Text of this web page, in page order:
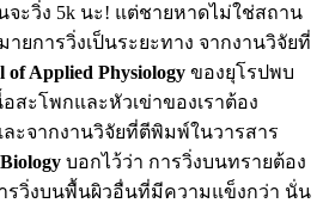
จะวิ่ง 5k นะ! แต่ชายหาดไม่ใช่สถาน
ยการวิ่งเป็นระยะทาง จากงานวิจัยที่
of Applied Physiology ของยุโรปพบ
สะโพกและหัวเข่าของเราต้อง
ะจากงานวิจัยที่ตีพิมพ์ในวารสาร
บอกไว้ว่า การวิ่งบนทรายต้อง
รวิ่งบนพื้นผิวอื่นที่มีความแข็งกว่า นั่น